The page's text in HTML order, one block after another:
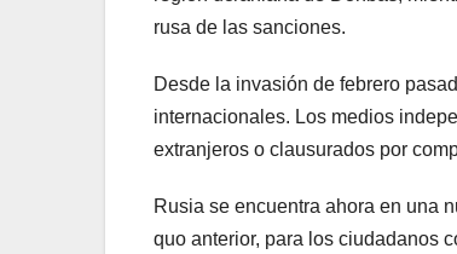
rusa de las sanciones.
Desde la invasión de febrero
internacionales. Los medios
extranjeros o clausurados por
Rusia se encuentra ahora en una
quo anterior, para los ciudadanos